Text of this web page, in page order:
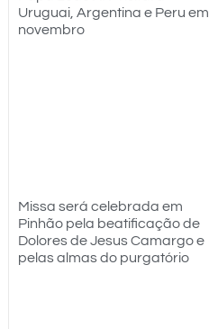
Uruguai, Argentina e Peru em
novembro
Missa será celebrada em
Pinhão pela beatificação de
Dolores de Jesus Camargo e
pelas almas do purgatório